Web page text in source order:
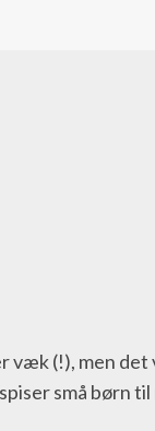
væk (!), men
små børn